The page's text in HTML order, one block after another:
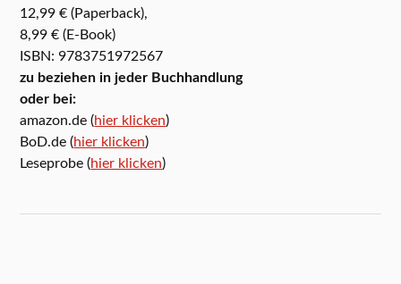
12,99 € (Paperback),
8,99 € (E-Book)
ISBN: 9783751972567
zu beziehen in jeder Buchhandlung
oder bei:
amazon.de (hier klicken)
BoD.de (hier klicken)
Leseprobe (hier klicken)